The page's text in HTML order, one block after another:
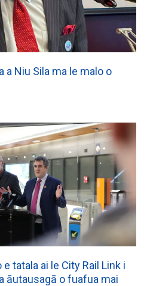
a Niu Sila ma le malo o
e tatala ai le City Rail Link i
āutausagā o fuafua mai